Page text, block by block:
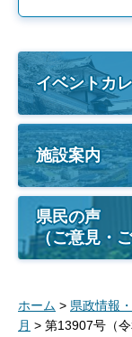
イベントカ
施設案内
県民の声
（ご意見・ご
ホーム > 県政情報
月 > 第13907号（令